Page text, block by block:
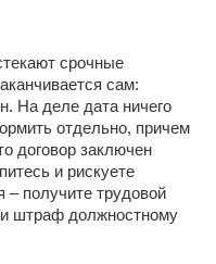
срочные
сам:
На деле дата ничего
отдельно, причем
договор заключен
и рискуете
– получите трудовой
и штраф должностному